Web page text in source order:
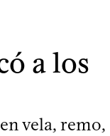
a los
vela, remo,